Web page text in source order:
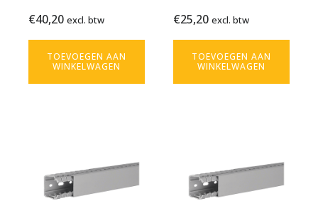
excl.
btw
Bekijk
product
€40,20 excl. btw
TOEVOEGEN AAN
WINKELWAGEN
excl.
btw
Bekijk
product
€25,20 excl. btw
TOEVOEGEN AAN
WINKELWAGEN